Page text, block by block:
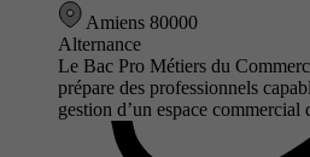
Amiens 80000
Alternance
Le Bac Pro Métiers du
prépare des professionnels
gestion d’un espace